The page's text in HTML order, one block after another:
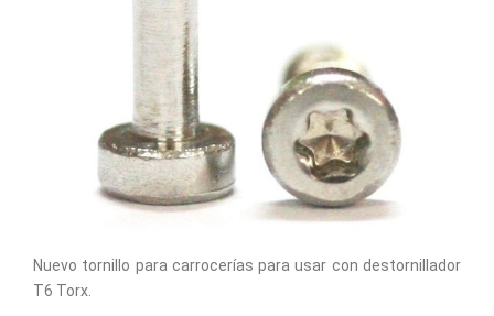
Nuevo tornillo para carrocerías para usar con destornillador
T6 Torx.